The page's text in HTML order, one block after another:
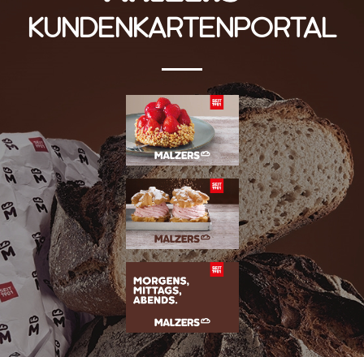
KUNDEN­KARTEN­­PORTAL